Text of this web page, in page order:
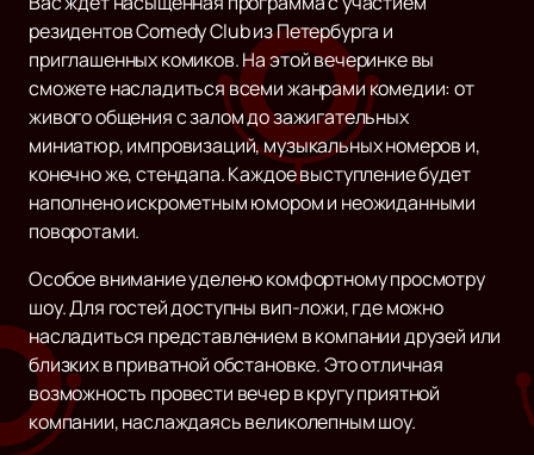
резидентов Comedy Club из Петербурга и
приглашенных комиков. На этой вечеринке вы
сможете насладиться всеми жанрами комедии: от
живого общения с залом до зажигательных
миниатюр, импровизаций, музыкальных номеров и,
конечно же, стендапа. Каждое выступление будет
наполнено искрометным юмором и неожиданными
поворотами.
Особое внимание уделено комфортному просмотру
шоу. Для гостей доступны вип-ложи, где можно
насладиться представлением в компании друзей или
близких в приватной обстановке. Это отличная
возможность провести вечер в кругу приятной
компании, наслаждаясь великолепным шоу.